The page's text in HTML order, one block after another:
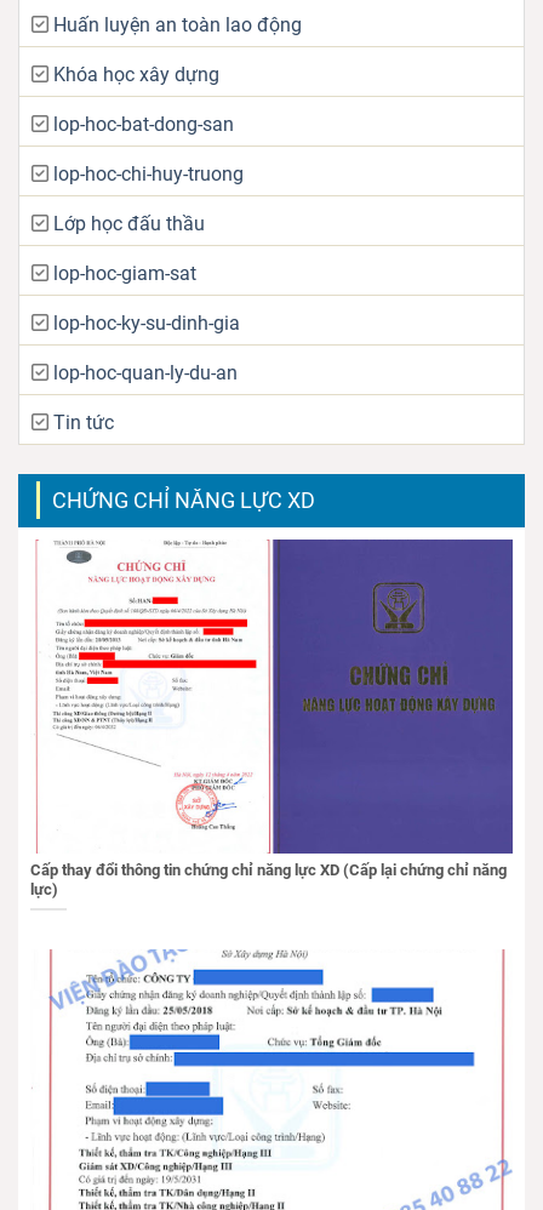
Huấn luyện an toàn lao động
Khóa học xây dựng
lop-hoc-bat-dong-san
lop-hoc-chi-huy-truong
Lớp học đấu thầu
lop-hoc-giam-sat
lop-hoc-ky-su-dinh-gia
lop-hoc-quan-ly-du-an
Tin tức
CHỨNG CHỈ NĂNG LỰC XD
Cấp thay đổi thông tin chứng chỉ năng lực XD (Cấp lại chứng chỉ năng
lực)